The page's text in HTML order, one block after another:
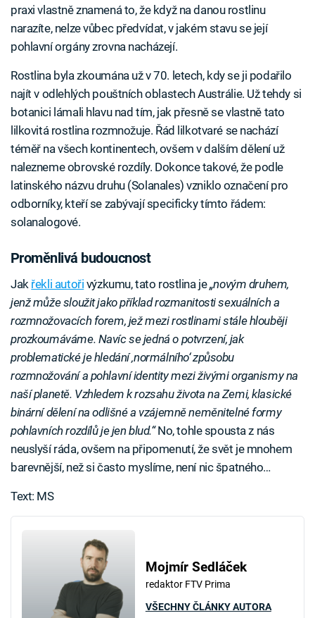
praxi vlastně znamená to, že když na danou rostlinu
narazíte, nelze vůbec předvídat, v jakém stavu se její
pohlavní orgány zrovna nacházejí.
Rostlina byla zkoumána už v 70. letech, kdy se ji podařilo
najít v odlehlých pouštních oblastech Austrálie. Už tehdy si
botanici lámali hlavu nad tím, jak přesně se vlastně tato
lilkovitá rostlina rozmnožuje. Řád lilkotvaré se nachází
téměř na všech kontinentech, ovšem v dalším dělení už
nalezneme obrovské rozdíly. Dokonce takové, že podle
latinského názvu druhu (Solanales) vzniklo označení pro
odborníky, kteří se zabývají specificky tímto řádem:
solanalogové.
Proměnlivá budoucnost
Jak řekli autoři výzkumu, tato rostlina je„novým druhem,
jenž může sloužit jako příklad rozmanitosti sexuálních a
rozmnožovacích forem, jež mezi rostlinami stále hlouběji
prozkoumáváme. Navíc se jedná o potvrzení, jak
problematické je hledání ‚normálního‘ způsobu
rozmnožování a pohlavní identity mezi živými organismy na
naší planetě. Vzhledem k rozsahu života na Zemi, klasické
binární dělení na odlišné a vzájemně neměnitelné formy
pohlavních rozdílů je jen blud.“No, tohle spousta z nás
neuslyší ráda, ovšem na připomenutí, že svět je mnohem
barevnější, než si často myslíme, není nic špatného…
Text: MS
Mojmír Sedláček
redaktor FTV Prima
VŠECHNY ČLÁNKY AUTORA